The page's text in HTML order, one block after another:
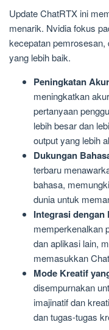
Update ChatRTX ini
menarik. Nvidia fokus
kecepatan
yang lebih baik.
Peningkatan
meningkatkan
pertanyaan
lebih besar dan
output yang lebih
Dukungan
terbaru
bahasa,
dunia untuk
Integrasi dengan
memperkenalkan
dan aplikasi lain,
memasukkan
Mode Kreatif
disempurnakan
imajinatif dan
dan tugas-tugas